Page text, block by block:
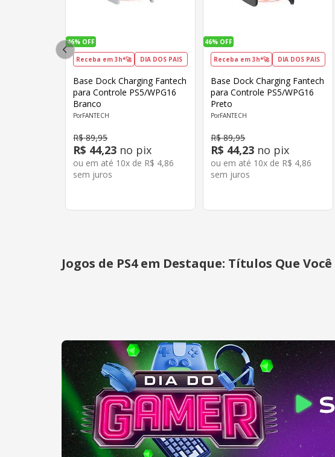
46% OFF
Receba em 3h*🚀 DIA DOS PAIS
Base Dock Charging Fantech
para Controle PS5/WPG16
Branco
FANTECH
R$ 89,95
R$ 44,23 no pix
ou em até 10x de R$ 4,86
sem juros
46% OFF
Receba em 3h*🚀 DIA DOS PAIS
Base Dock Charging Fantech
para Controle PS5/WPG16
Preto
FANTECH
R$ 89,95
R$ 44,23 no pix
ou em até 10x de R$ 4,86
sem juros
Jogos de PS4 em Destaque: Títulos Que